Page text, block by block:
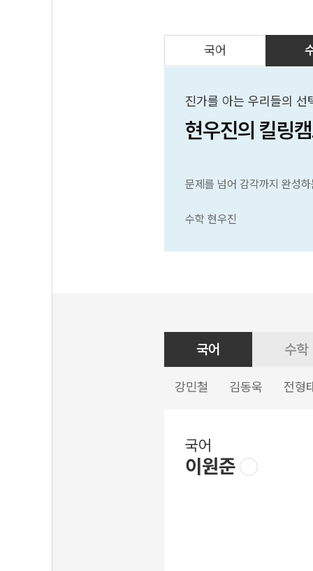
국어
진가를 아는 우리들의 선
현우진의 킬링
문제를 넘어 감각까지 완성
수학 현우진
국어
강민철 김동욱 전형
수학
국어
이원준